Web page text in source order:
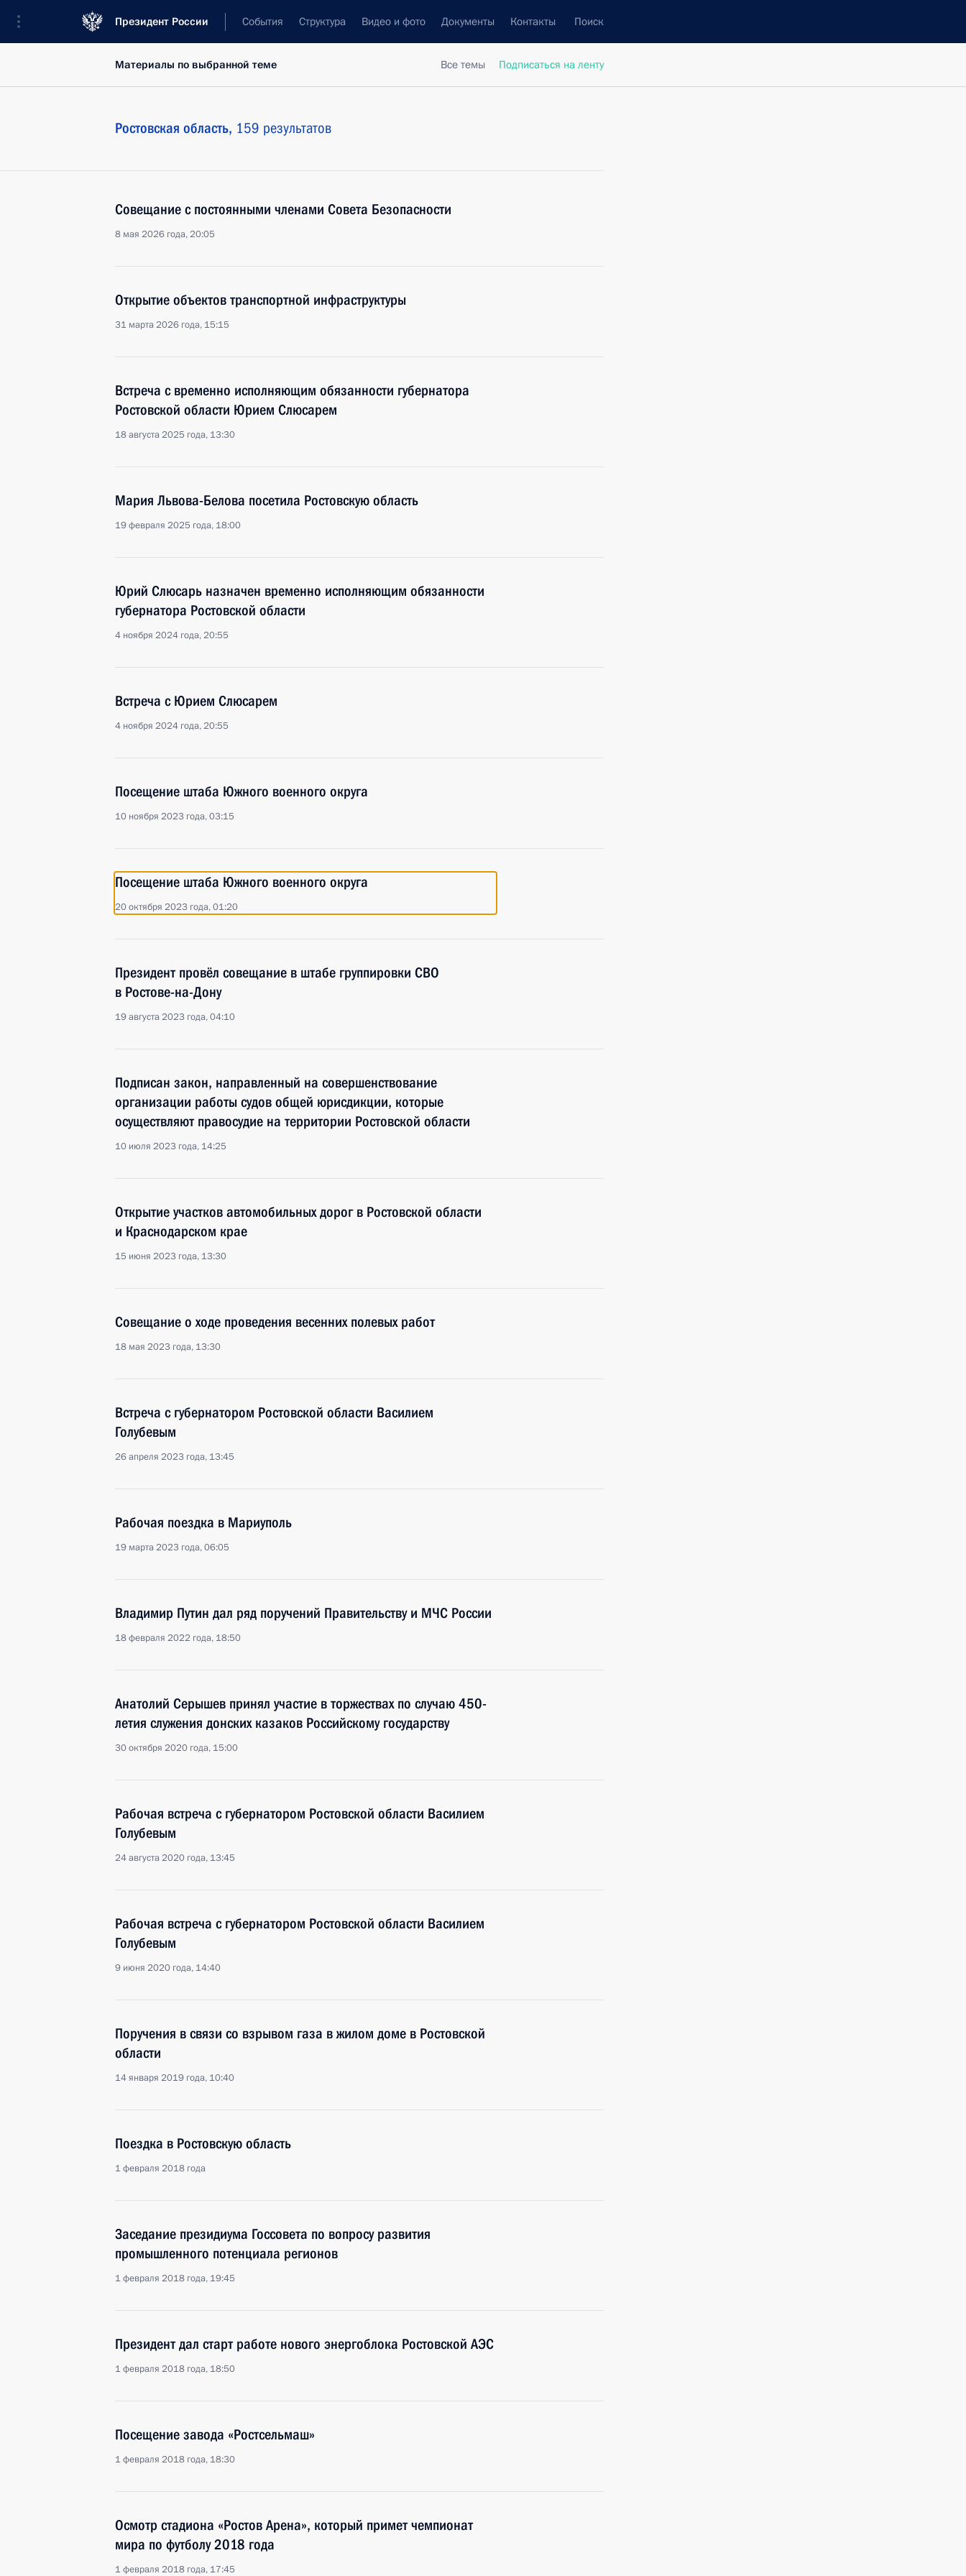
Президент России События Структура Видео и фото Документы Контакты Поиск
Все темы Подписаться на ленту
Материалы по выбранной теме
Ростовская область, 159 результатов
Совещание с постоянными членами Совета Безопасности
8 мая 2026 года, 20:05
Открытие объектов транспортной инфраструктуры
31 марта 2026 года, 15:15
Встреча с временно исполняющим обязанности губернатора
Ростовской области Юрием Слюсарем
18 августа 2025 года, 13:30
Мария Львова-Белова посетила Ростовскую область
19 февраля 2025 года, 18:00
Юрий Слюсарь назначен временно исполняющим обязанности
губернатора Ростовской области
4 ноября 2024 года, 20:55
Встреча с Юрием Слюсарем
4 ноября 2024 года, 20:55
Посещение штаба Южного военного округа
10 ноября 2023 года, 03:15
Посещение штаба Южного военного округа
20 октября 2023 года, 01:20
Президент провёл совещание в штабе группировки СВО
в Ростове-на-Дону
19 августа 2023 года, 04:10
Подписан закон, направленный на совершенствование
организации работы судов общей юрисдикции, которые
осуществляют правосудие на территории Ростовской области
10 июля 2023 года, 14:25
Открытие участков автомобильных дорог в Ростовской области
и Краснодарском крае
15 июня 2023 года, 13:30
Совещание о ходе проведения весенних полевых работ
18 мая 2023 года, 13:30
Встреча с губернатором Ростовской области Василием
Голубевым
26 апреля 2023 года, 13:45
Рабочая поездка в Мариуполь
19 марта 2023 года, 06:05
Владимир Путин дал ряд поручений Правительству и МЧС России
18 февраля 2022 года, 18:50
Анатолий Серышев принял участие в торжествах по случаю 450-
летия служения донских казаков Российскому государству
30 октября 2020 года, 15:00
Рабочая встреча с губернатором Ростовской области Василием
Голубевым
24 августа 2020 года, 13:45
Рабочая встреча с губернатором Ростовской области Василием
Голубевым
9 июня 2020 года, 14:40
Поручения в связи со взрывом газа в жилом доме в Ростовской
области
14 января 2019 года, 10:40
Поездка в Ростовскую область
1 февраля 2018 года
Заседание президиума Госсовета по вопросу развития
промышленного потенциала регионов
1 февраля 2018 года, 19:45
Президент дал старт работе нового энергоблока Ростовской АЭС
1 февраля 2018 года, 18:50
Посещение завода «Ростсельмаш»
1 февраля 2018 года, 18:30
Осмотр стадиона «Ростов Арена», который примет чемпионат
мира по футболу 2018 года
1 февраля 2018 года, 17:45